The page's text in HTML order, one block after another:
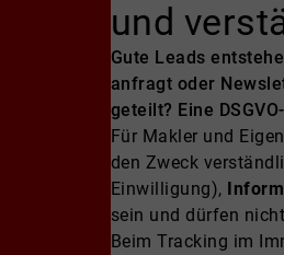
und
Gute Leads
anfragt oder
geteilt? Eine
Für Makler und
den Zweck
Einwilligung),
sein und dürfen
Beim Tracking im